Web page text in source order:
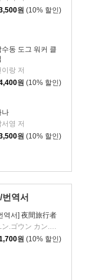
원 (10% 할인)
수동 도그 워커 클
이랑 저
원 (10% 할인)
나
서영 저
원 (10% 할인)
역서
역서] 夜間旅行者
원 (10% 할인)